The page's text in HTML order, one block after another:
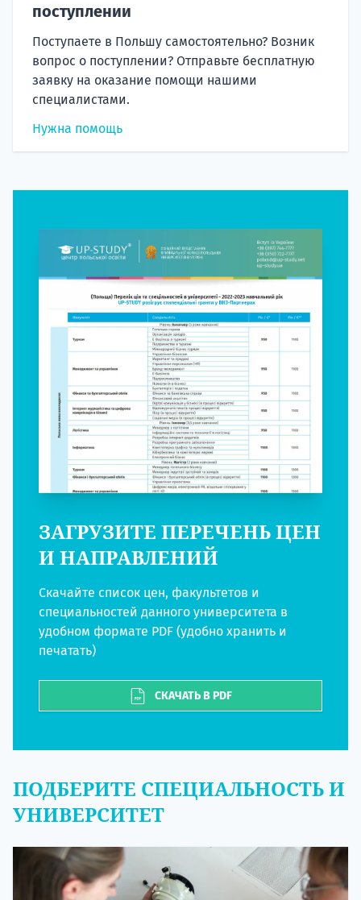
поступлении
Поступаете в Польшу самостоятельно? Возник
вопрос о поступлении? Отправьте бесплатную
заявку на оказание помощи нашими
специалистами.
Нужна помощь
ЗАГРУЗИТЕ ПЕРЕЧЕНЬ ЦЕН
И НАПРАВЛЕНИЙ
Скачайте список цен, факультетов и
специальностей данного университета в
удобном формате PDF (удобно хранить и
печатать)
СКАЧАТЬ В PDF
ПОДБЕРИТЕ СПЕЦИАЛЬНОСТЬ И
УНИВЕРСИТЕТ